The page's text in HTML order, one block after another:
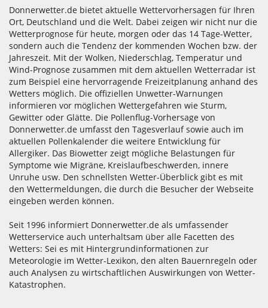
Donnerwetter.de bietet aktuelle Wettervorhersagen für Ihren
Ort, Deutschland und die Welt. Dabei zeigen wir nicht nur die
Wetterprognose für heute, morgen oder das 14 Tage-Wetter,
sondern auch die Tendenz der kommenden Wochen bzw. der
Jahreszeit. Mit der Wolken, Niederschlag, Temperatur und
Wind-Prognose zusammen mit dem aktuellen Wetterradar ist
zum Beispiel eine hervorragende Freizeitplanung anhand des
Wetters möglich. Die offiziellen Unwetter-Warnungen
informieren vor möglichen Wettergefahren wie Sturm,
Gewitter oder Glätte. Die Pollenflug-Vorhersage von
Donnerwetter.de umfasst den Tagesverlauf sowie auch im
aktuellen Pollenkalender die weitere Entwicklung für
Allergiker. Das Biowetter zeigt mögliche Belastungen für
Symptome wie Migräne, Kreislaufbeschwerden, innere
Unruhe usw. Den schnellsten Wetter-Überblick gibt es mit
den Wettermeldungen, die durch die Besucher der Webseite
eingeben werden können.
Seit 1996 informiert Donnerwetter.de als umfassender
Wetterservice auch unterhaltsam über alle Facetten des
Wetters: Sei es mit Hintergrundinformationen zur
Meteorologie im Wetter-Lexikon, den alten Bauernregeln oder
auch Analysen zu wirtschaftlichen Auswirkungen von Wetter-
Katastrophen.